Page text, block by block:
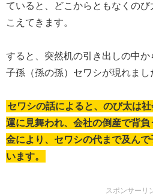
ていると、どこからともなくの
こえてきます。
すると、突然机の引き出しの中
子孫（孫の孫）セワシが現れまし
セワシの話によると、のび太は
運に見舞われ、会社の倒産で背
金により、セワシの代まで及ん
います。
スポンサーリ